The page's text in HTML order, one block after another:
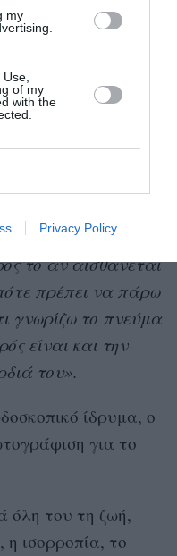
my
of my
with the
Privacy Policy
αναπηρίες σε όλους
«ευχέρεια στην
για την
τις
συγκεκριμένη
το αν αισθάνεται
πρέπει να πάρω
γνωρίζω το πνεύμα
είναι και την
του».
ίδρυμα, ο
για το
όλη του τη ζωή,
ισορροπία, το